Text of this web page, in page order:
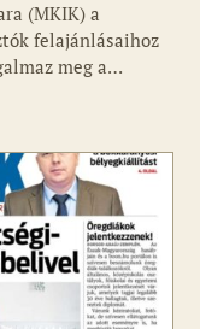
(MKIK) a
felajánlásaihoz
meg a…